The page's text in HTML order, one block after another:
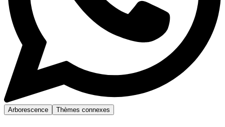
Arborescence Thèmes connexes